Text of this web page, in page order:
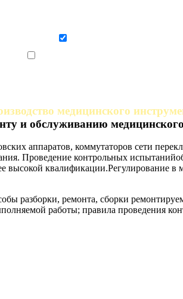
медицинского
и обслуживанию
аппаратов, коммутаторов сети
Проведение контрольных
высокой квалификации.Регулирование
разборки, ремонта, сборки
работы; правила проведения